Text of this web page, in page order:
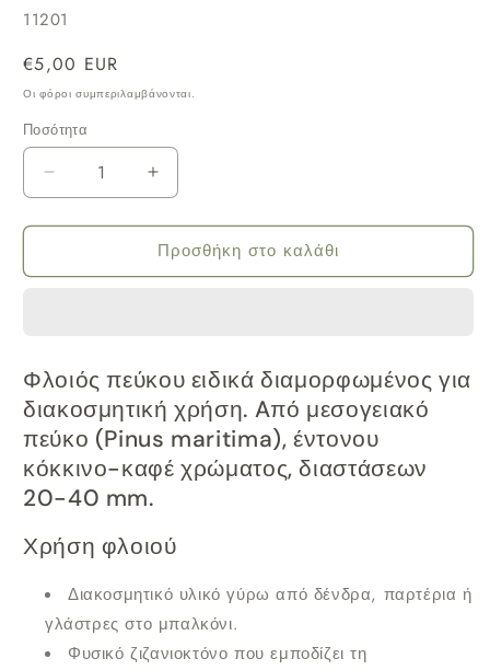
SKU:
11201
Κανονική
τιμή
€5,00 EUR
Οι φόροι συμπεριλαμβάνονται.
Ποσότητα
Μείωση
Διακοσμητικός
40
mm
10
L
DCM
Αύξηση
για
Διακοσμητικός
40
mm
10
L
DCM
Προσθήκη στο καλάθι
Φλοιός πεύκου ειδικά διαμορφωμένος για
διακοσμητική χρήση. Aπό μεσογειακό
πεύκο (Pinus maritima), έντονου
κόκκινο-καφέ χρώματος, διαστάσεων
20-40 mm.
Χρήση φλοιού
Διακοσμητικό υλικό γύρω από δένδρα, παρτέρια ή
γλάστρες στο μπαλκόνι.
Φυσικό ζιζανιοκτόνο που εμποδίζει τη